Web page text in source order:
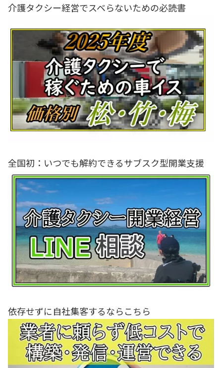
介護タクシー経営でスベらないための必読書
全国初：いつでも解約できるサブスク型開業支援
依存せずに自社集客するならこちら